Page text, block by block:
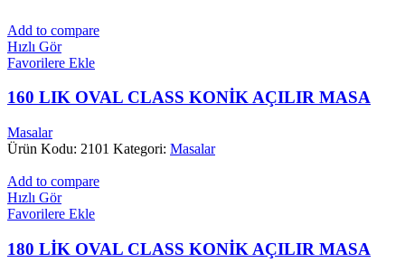
Add to compare
Hızlı Gör
Favorilere Ekle
160 LIK OVAL CLASS KONİK AÇILIR MASA
Masalar
Ürün Kodu: 2101 Kategori: Masalar
Add to compare
Hızlı Gör
Favorilere Ekle
180 LİK OVAL CLASS KONİK AÇILIR MASA